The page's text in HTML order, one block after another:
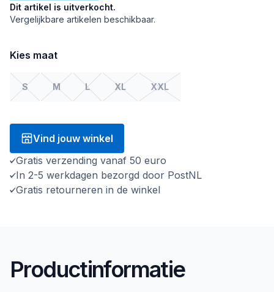
Dit artikel is uitverkocht.
Vergelijkbare artikelen beschikbaar.
Kies maat
S M L XL XXL
Vind jouw winkel
Gratis verzending vanaf 50 euro
In 2-5 werkdagen bezorgd door PostNL
Gratis retourneren in de winkel
Productinformatie